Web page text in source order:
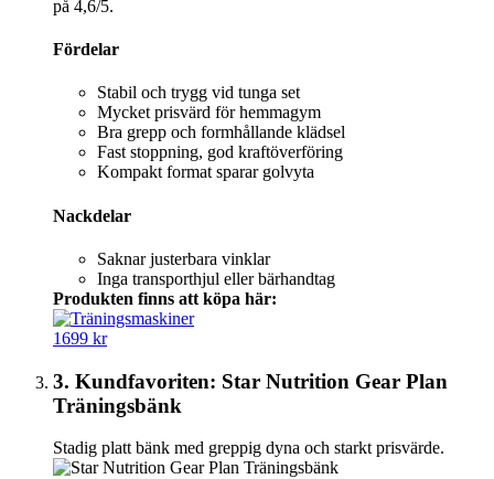
på 4,6/5.
Fördelar
Stabil och trygg vid tunga set
Mycket prisvärd för hemmagym
Bra grepp och formhållande klädsel
Fast stoppning, god kraftöverföring
Kompakt format sparar golvyta
Nackdelar
Saknar justerbara vinklar
Inga transporthjul eller bärhandtag
Produkten finns att köpa här:
1699 kr
3. Kundfavoriten: Star Nutrition Gear Plan
Träningsbänk
Stadig platt bänk med greppig dyna och starkt prisvärde.